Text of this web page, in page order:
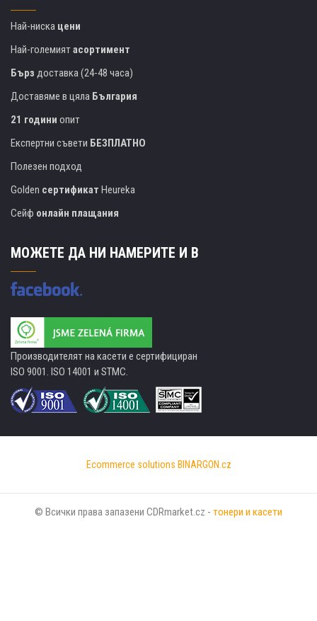
Най-ниска цени
Най-големиятасортимент
Бърз доставка (24-48 часа)
Доставяме в цяла България
21 години опит
Експертни съвети БЕЗПЛАТНО
Полезен подход
Golden сертификат Heureka
Сейф онлайн плащания
МОЖЕТЕ ДА НИ НАМЕРИТЕ И В
Производителят на касети е сертифициран
ISO 9001. ISO 14001 и STMC.
Ecommerce solutions BINARGON.cz
© Всички права запазени CDRmarket.cz - тонери и касети